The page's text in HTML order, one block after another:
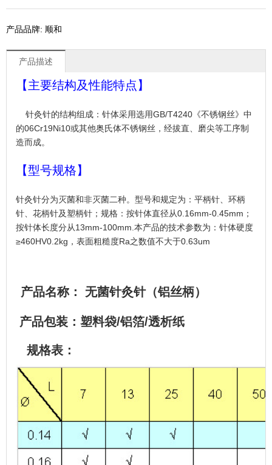
产品品牌: 顺和
产品描述
【主要结构及性能特点】
针灸针的结构组成：针体采用选用GB/T4240《不锈钢丝》中
的06Cr19Ni10或其他奥氏体不锈钢丝，经拔直、磨尖等工序制
造而成。
【型号规格】
针灸针分为灭菌和非灭菌二种。型号和规定为：平柄针、环柄
针、花柄针及塑柄针；规格：按针体直径从0.16mm-0.45mm；
按针体长度分从13mm-100mm.本产品的技术参数为：针体硬度
≥460HV0.2kg，表面粗糙度Ra之数值不大于0.63um
产品名称： 无菌针灸针（铝丝柄）
产品包装：塑料袋/铝箔/透析纸
规格表：